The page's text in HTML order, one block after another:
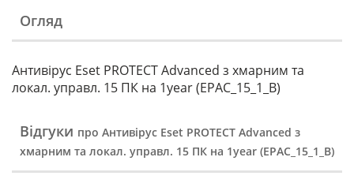
Огляд
Антивірус Eset PROTECT Advanced з хмарним та
локал. управл. 15 ПК на 1year (EPAC_15_1_B)
Відгуки про Антивірус Eset PROTECT Advanced з
хмарним та локал. управл. 15 ПК на 1year (EPAC_15_1_B)